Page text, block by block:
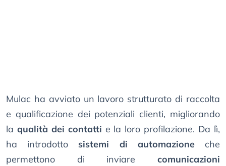
Mulac ha avviato un lavoro strutturato di raccolta
e qualificazione dei potenziali clienti, migliorando
la qualità dei contatti e la loro profilazione. Da lì,
ha introdotto sistemi di automazioneche
permettono di inviare comunicazioni